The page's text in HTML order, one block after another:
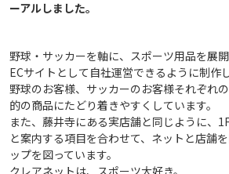
野球・サッカーを軸に、スポーツ用品を展
ECサイトとして自社運営できるように制作
野球のお客様、サッカーのお客様それぞれ
的の商品にたどり着きやすくしています。
また、藤井寺にある実店舗と同じように、
と案内する項目を合わせて、ネットと店舗
ップを図っています。
クレアネットは、スポーツ大好き。